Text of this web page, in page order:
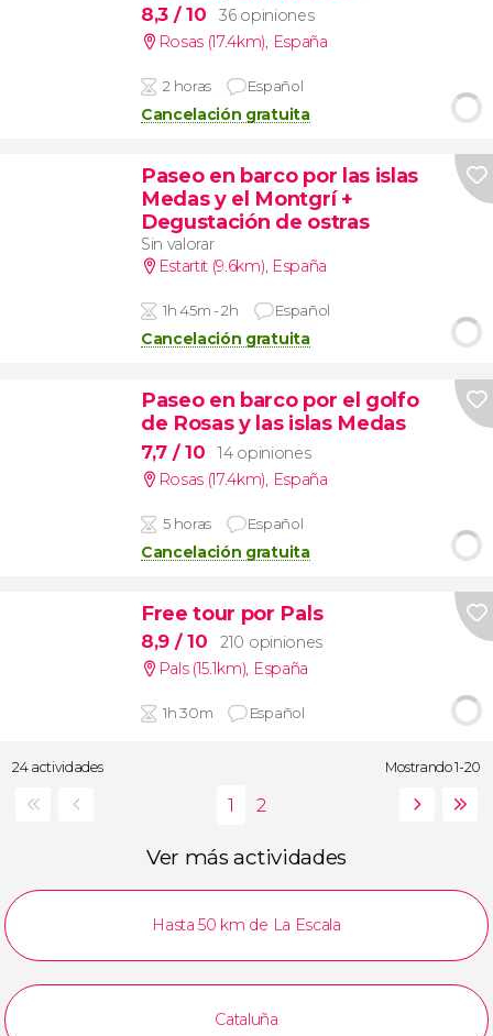
8,3 / 10
36 opiniones
Rosas (17.4km), España
2 horas Español
Cancelación gratuita
Paseo en barco por las islas
Medas y el Montgrí +
Degustación de ostras
Sin valorar
Estartit (9.6km), España
1h 45m - 2h Español
Cancelación gratuita
Paseo en barco por el golfo
de Rosas y las islas Medas
7,7 / 10
14 opiniones
Rosas (17.4km), España
5 horas Español
Cancelación gratuita
Free tour por Pals
8,9 / 10
210 opiniones
Pals (15.1km), España
1h 30m Español
24 actividades Mostrando 1-20
Ver más actividades
Hasta 50 km de La Escala
Cataluña